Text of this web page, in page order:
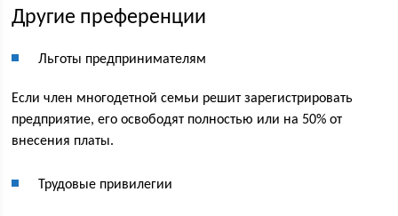
Другие преференции
Льготы предпринимателям
Если член многодетной семьи решит зарегистрировать
предприятие, его освободят полностью или на 50% от
внесения платы.
Трудовые привилегии